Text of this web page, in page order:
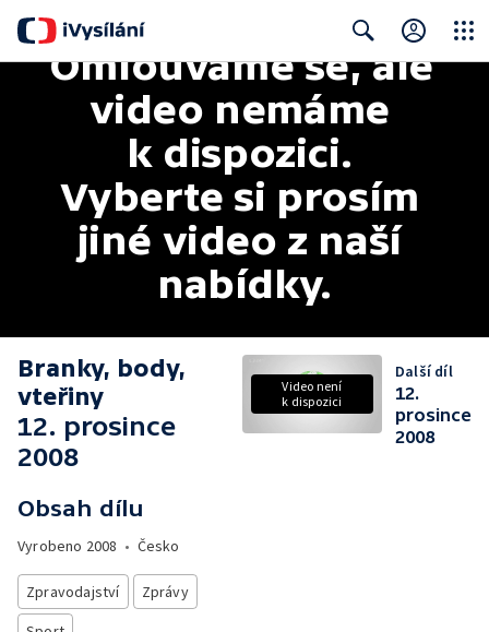
Search
Omlouváme se, ale
video nemáme
k dispozici.
Vyberte si prosím
jiné video z naší
nabídky.
Branky, body,
vteřiny
12. prosince
2008
Obsah dílu
Vyrobeno 2008 • Česko
Zpravodajství
Zprávy
Video není
k dispozici
Další díl
12.
prosince
2008